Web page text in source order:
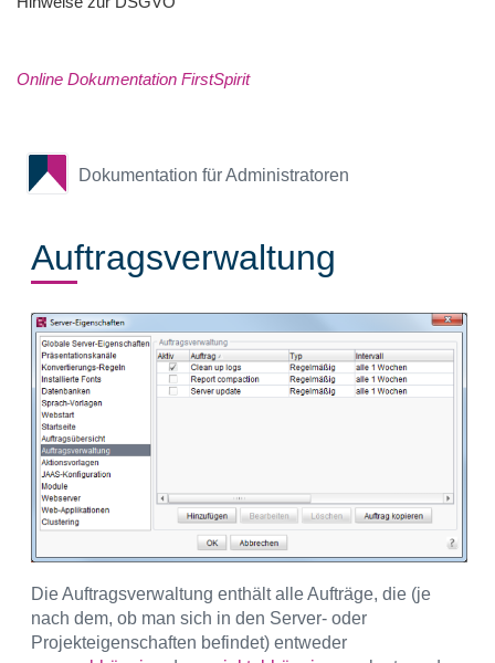
Online Dokumentation FirstSpirit
Dokumentation für Administratoren
Auftragsverwaltung
Die Auftragsverwaltung enthält alle Aufträge, die (je
nach dem, ob man sich in den Server- oder
Projekteigenschaften befindet) entweder